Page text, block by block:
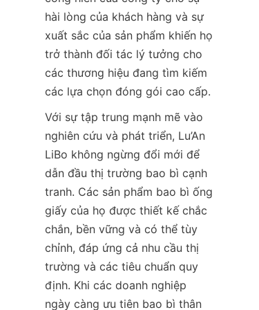
hài lòng của khách hàng và sự
xuất sắc của sản phẩm khiến họ
trở thành đối tác lý tưởng cho
các thương hiệu đang tìm kiếm
các lựa chọn đóng gói cao cấp.
Với sự tập trung mạnh mẽ vào
nghiên cứu và phát triển, Lu’An
LiBo không ngừng đổi mới để
dẫn đầu thị trường bao bì cạnh
tranh. Các sản phẩm bao bì ống
giấy của họ được thiết kế chắc
chắn, bền vững và có thể tùy
chỉnh, đáp ứng cả nhu cầu thị
trường và các tiêu chuẩn quy
định. Khi các doanh nghiệp
ngày càng ưu tiên bao bì thân